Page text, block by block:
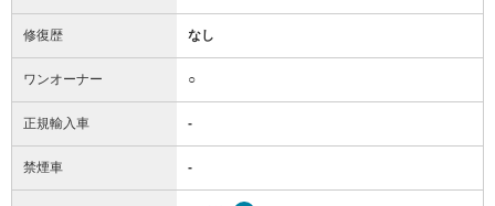
修復歴 なし
ワンオーナー ○
正規輸入車 -
禁煙車 -